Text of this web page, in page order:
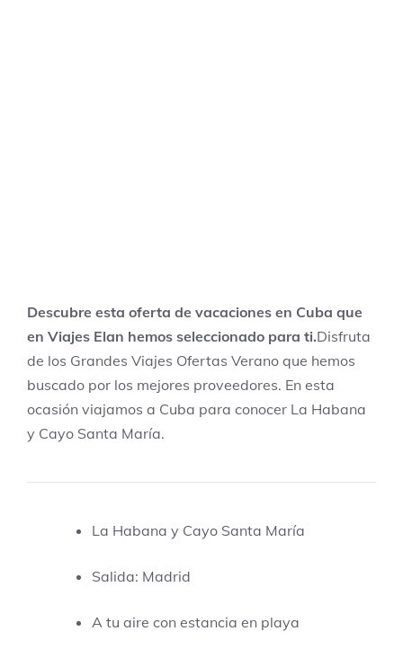
Descubre esta oferta de vacaciones en Cuba que
en Viajes Elan hemos seleccionado para ti.Disfruta
de los Grandes Viajes Ofertas Verano que hemos
buscado por los mejores proveedores. En esta
ocasión viajamos a Cuba para conocer La Habana
y Cayo Santa María.
La Habana y Cayo Santa María
Salida: Madrid
A tu aire con estancia en playa